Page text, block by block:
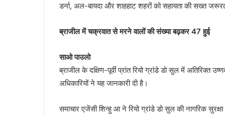
डर्ना, अल-बायदा और शाहहाट शहरों को सहायता की सख्त
ब्राजील में चक्रवात से मरने वालों की संख्या बढ़कर 47 हुई
साओ पाउलो
ब्राजील के दक्षिण-पूर्वी प्रांत रियो ग्रांडे डो सुल में
अधिकारियों ने यह जानकारी दी है।
समाचार एजेंसी शिन्हु आ ने रियो ग्रांडे डो सुल की नागरिक